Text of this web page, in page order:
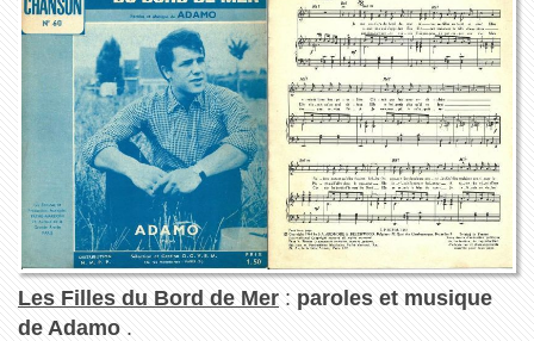
Les Filles du Bord de Mer: paroles et musique
de Adamo.